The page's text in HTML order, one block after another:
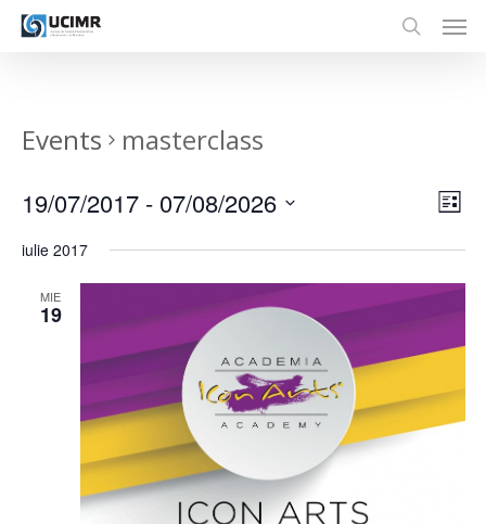
Skip
Events masterclass
List
19/07/2017 - 07/08/2026
date.
iulie 2017
MIE
19